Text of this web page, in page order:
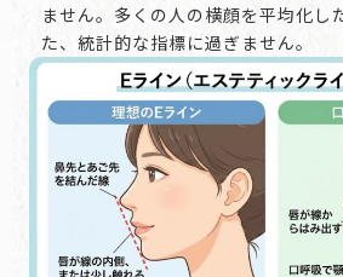
ません。多くの人の横顔を平均化し
た、統計的な指標に過ぎません。